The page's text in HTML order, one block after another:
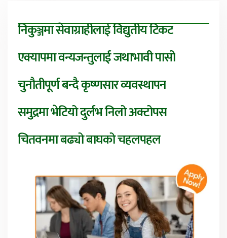
निकुञ्जमा सेवाग्राहीलाई विद्युतीय टिकट
एक्यापमा वन्यजन्तुलाई जथाभावी पासो
चुनौतीपूर्ण बन्दै कृष्णसार व्यवस्थापन
समुद्रमा भेटियो दुर्लभ निलो अक्टोपस
चितवनमा बढ्यो बाघको चहलपहल